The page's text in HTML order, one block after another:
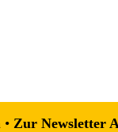
Zur Newsletter